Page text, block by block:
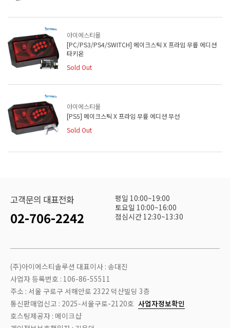
아이에스티몰
[PC/PS3/PS4/SWITCH] 메이크스틱 X 프라임 무릎 에디션
타키온
Sold Out
아이에스티몰
[PS5] 메이크스틱 X 프라임 무릎 에디션 무선
Sold Out
고객문의 대표전화
02-706-2242
평일 10:00~19:00
토요일 10:00~16:00
점심시간 12:30~13:30
(주)아이에스티솔루션 대표이사 : 송대진
사업자 등록번호 : 106-86-55511
주소 : 서울 구로구 서해안로 2322 덕산빌딩 3층
통신판매업신고 : 2025-서울구로-2120호 사업자정보확인
호스팅제공자 : 메이크샵